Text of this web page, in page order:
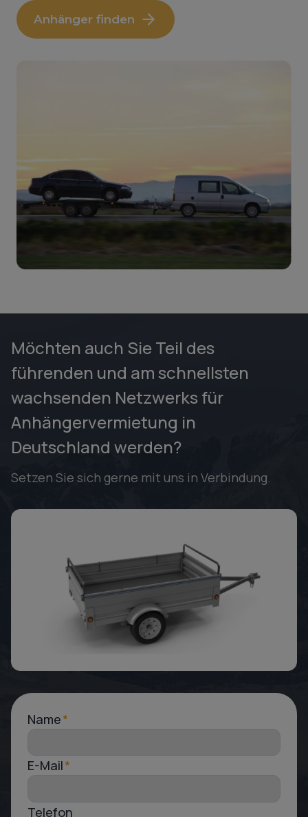
Anhänger finden
Möchten auch Sie Teil des
führenden und am schnellsten
wachsenden Netzwerks für
Anhängervermietung in
Deutschland werden?
Setzen Sie sich gerne mit uns in Verbindung.
Name*
E-Mail*
Telefon